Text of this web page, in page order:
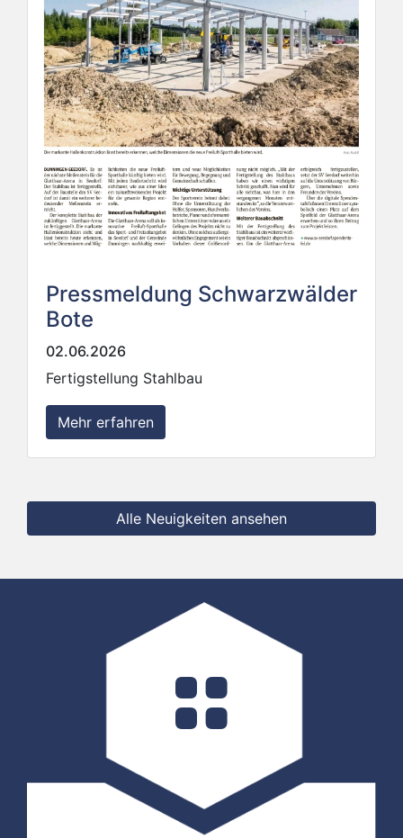
Pressmeldung Schwarzwälder
Bote
02.06.2026
Fertigstellung Stahlbau
Mehr erfahren
Alle Neuigkeiten ansehen